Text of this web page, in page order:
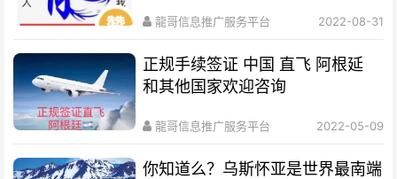
龍哥信息推广服务平台 2022-08-31
正规手续签证 中国 直飞 阿根延
和其他国家欢迎咨询
龍哥信息推广服务平台 2022-05-09
你知道么？乌斯怀亚是世界最南端